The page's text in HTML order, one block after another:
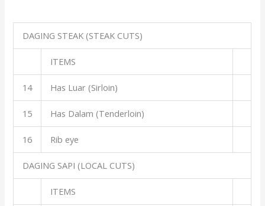
DAGING STEAK (STEAK CUTS)
ITEMS
14 Has Luar (Sirloin)
15 Has Dalam (Tenderloin)
16 Rib eye
DAGING SAPI (LOCAL CUTS)
ITEMS